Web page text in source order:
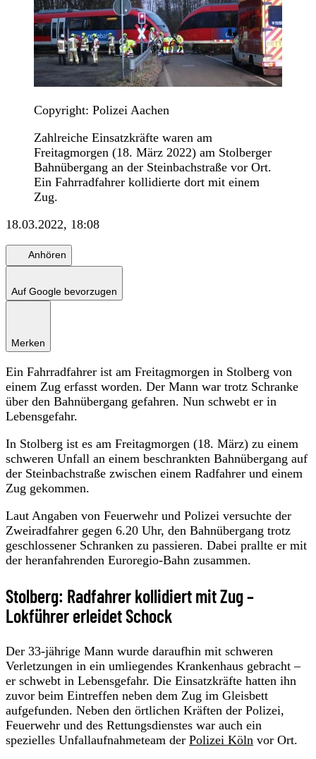
Copyright: Polizei Aachen
Zahlreiche Einsatzkräfte waren am
Freitagmorgen (18. März 2022) am Stolberger
Bahnübergang an der Steinbachstraße vor Ort.
Ein Fahrradfahrer kollidierte dort mit einem
Zug.
18.03.2022, 18:08
Anhören
Auf Google bevorzugen
Merken
Ein Fahrradfahrer ist am Freitagmorgen in Stolberg von
einem Zug erfasst worden. Der Mann war trotz Schranke
über den Bahnübergang gefahren. Nun schwebt er in
Lebensgefahr.
In Stolberg ist es am Freitagmorgen (18. März) zu einem
schweren Unfall an einem beschrankten Bahnübergang auf
der Steinbachstraße zwischen einem Radfahrer und einem
Zug gekommen.
Laut Angaben von Feuerwehr und Polizei versuchte der
Zweiradfahrer gegen 6.20 Uhr, den Bahnübergang trotz
geschlossener Schranken zu passieren. Dabei prallte er mit
der heranfahrenden Euroregio-Bahn zusammen.
Stolberg: Radfahrer kollidiert mit Zug –
Lokführer erleidet Schock
Der 33-jährige Mann wurde daraufhin mit schweren
Verletzungen in ein umliegendes Krankenhaus gebracht –
er schwebt in Lebensgefahr. Die Einsatzkräfte hatten ihn
zuvor beim Eintreffen neben dem Zug im Gleisbett
aufgefunden. Neben den örtlichen Kräften der Polizei,
Feuerwehr und des Rettungsdienstes war auch ein
spezielles Unfallaufnahmeteam der Polizei Köln vor Ort.